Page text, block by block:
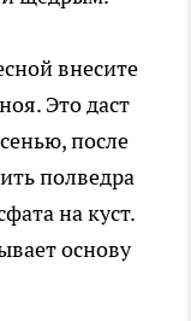
внесите
Это даст
после
полведра
на куст.
основу